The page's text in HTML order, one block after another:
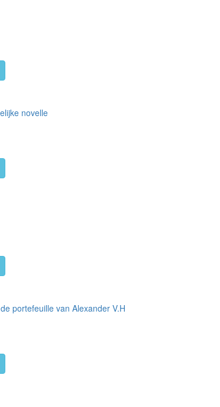
novelle
portefeuille van Alexander V.H